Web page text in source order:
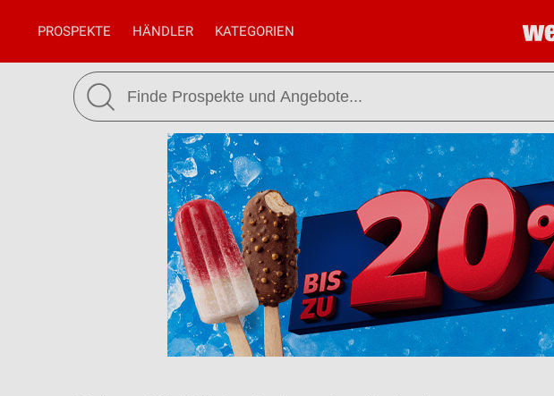
PROSPEKTE HÄNDLER KATEGORIEN